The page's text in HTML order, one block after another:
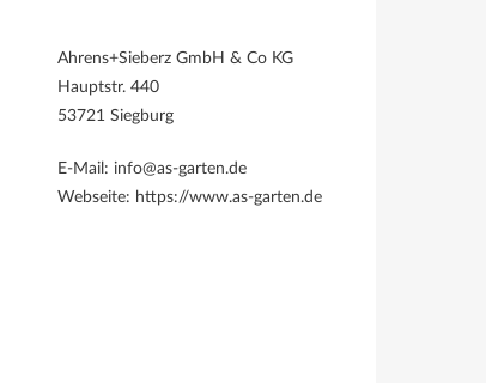
Ahrens+Sieberz GmbH & Co KG
Hauptstr. 440
53721 Siegburg
E-Mail: info@as-garten.de
Webseite: https://www.as-garten.de